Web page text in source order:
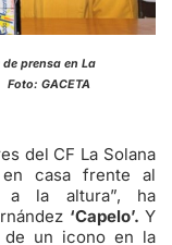
prensa en La
CF La Solana
casa frente al
a la altura”, ha
‘Capelo’. Y
de un icono en la